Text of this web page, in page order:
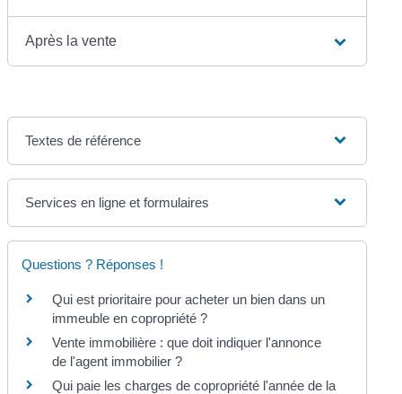
Après la vente
Textes de référence
Services en ligne et formulaires
Questions ? Réponses !
Qui est prioritaire pour acheter un bien dans un
immeuble en copropriété ?
Vente immobilière : que doit indiquer l'annonce
de l'agent immobilier ?
Qui paie les charges de copropriété l'année de la